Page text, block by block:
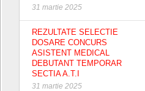
31 martie 2025
REZULTATE SELECTIE
DOSARE CONCURS
ASISTENT MEDICAL
DEBUTANT TEMPORAR
SECTIA A.T.I
31 martie 2025